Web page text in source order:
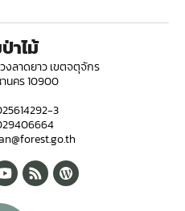
าไม้
งลาดยาว เขตจตุจักร
นคร 10900
3